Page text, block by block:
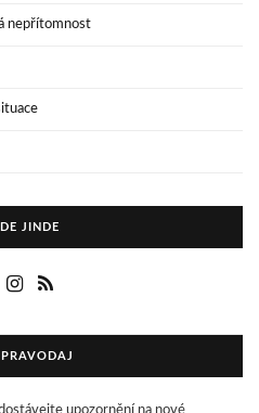
nepřítomnost
JINDE
upozornění na nové